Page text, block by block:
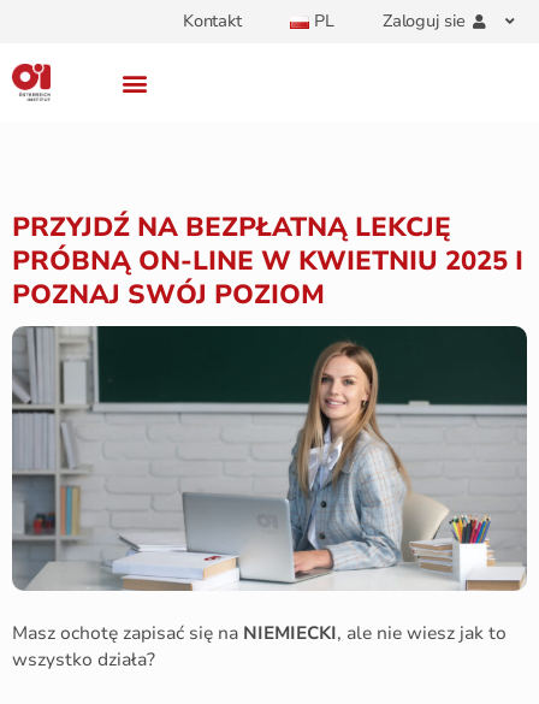
Kontakt PL Zaloguj sie
PRZYJDŹ NA BEZPŁATNĄ LEKCJĘ
PRÓBNĄ ON-LINE W KWIETNIU 2025 I
POZNAJ SWÓJ POZIOM
Masz ochotę zapisać się na NIEMIECKI, ale nie wiesz jak to
wszystko działa?